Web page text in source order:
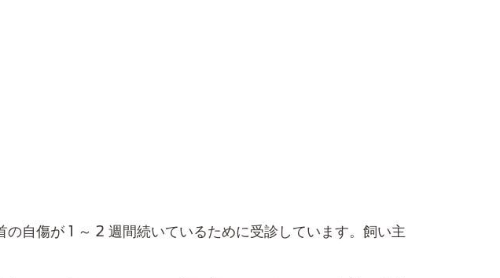
自傷が 1 ～ 2 週間続いているために受診しています。飼い主